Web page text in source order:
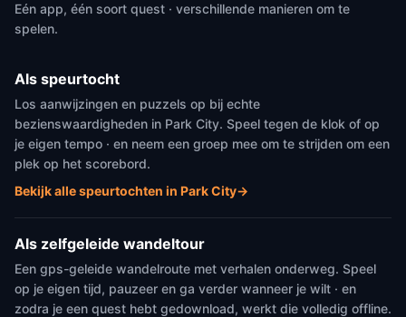
Eén app, één soort quest · verschillende manieren om te
spelen.
Als speurtocht
Los aanwijzingen en puzzels op bij echte
bezienswaardigheden in Park City. Speel tegen de klok of op
je eigen tempo · en neem een groep mee om te strijden om een
plek op het scorebord.
Bekijk alle speurtochten in Park City→
Als zelfgeleide wandeltour
Een gps-geleide wandelroute met verhalen onderweg. Speel
op je eigen tijd, pauzeer en ga verder wanneer je wilt · en
zodra je een quest hebt gedownload, werkt die volledig offline.